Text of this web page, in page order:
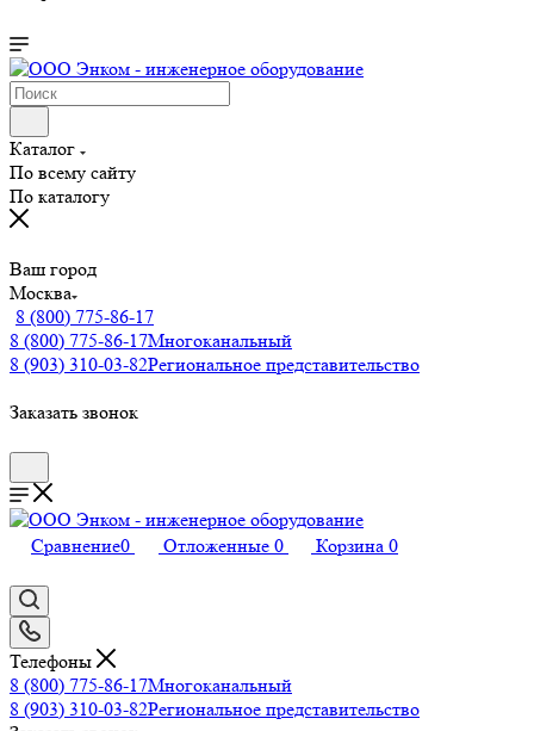
Каталог
По всему сайту
По каталогу
Ваш город
Москва
8 (800) 775-86-17
8 (800) 775-86-17Многоканальный
8 (903) 310-03-82Региональное представительство
Заказать звонок
Сравнение0 Отложенные 0 Корзина 0
Телефоны
8 (800) 775-86-17Многоканальный
8 (903) 310-03-82Региональное представительство